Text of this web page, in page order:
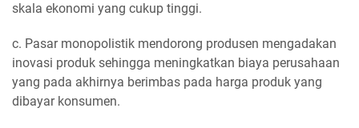
skala ekonomi yang cukup tinggi.
c. Pasar monopolistik mendorong produsen mengadakan
inovasi produk sehingga meningkatkan biaya perusahaan
yang pada akhirnya berimbas pada harga produk yang
dibayar konsumen.